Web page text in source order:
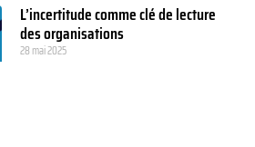
L’incertitude comme clé de lecture
des organisations
28 mai 2025